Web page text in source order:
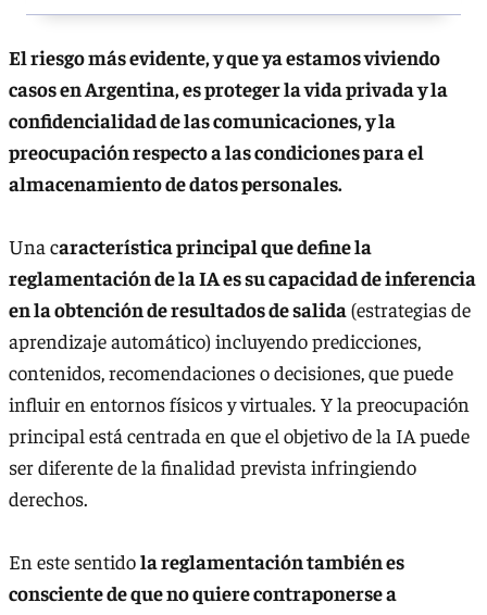
El riesgo más evidente, y que ya estamos viviendo
casos en Argentina, es proteger la vida privada y la
confidencialidad de las comunicaciones, y la
preocupación respecto a las condiciones para el
almacenamiento de datos personales.
Una característica principal que define la
reglamentación de la IA es su capacidad de inferencia
en la obtención de resultados de salida(estrategias de
aprendizaje automático) incluyendo predicciones,
contenidos, recomendaciones o decisiones, que puede
influir en entornos físicos y virtuales. Y la preocupación
principal está centrada en que el objetivo de la IA puede
ser diferente de la finalidad prevista infringiendo
derechos.
En este sentidola reglamentación también es
consciente de que no quiere contraponerse a